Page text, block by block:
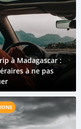
à Madagascar :
à ne pas